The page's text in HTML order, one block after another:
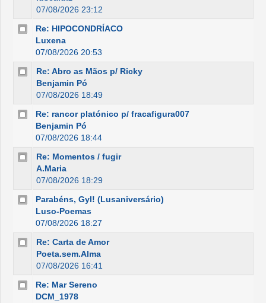
07/08/2026 23:12
Re: HIPOCONDRÍACO
Luxena
07/08/2026 20:53
Re: Abro as Mãos p/ Ricky
Benjamin Pó
07/08/2026 18:49
Re: rancor platónico p/ fracafigura007
Benjamin Pó
07/08/2026 18:44
Re: Momentos / fugir
A.Maria
07/08/2026 18:29
Parabéns, Gyl! (Lusaniversário)
Luso-Poemas
07/08/2026 18:27
Re: Carta de Amor
Poeta.sem.Alma
07/08/2026 16:41
Re: Mar Sereno
DCM_1978